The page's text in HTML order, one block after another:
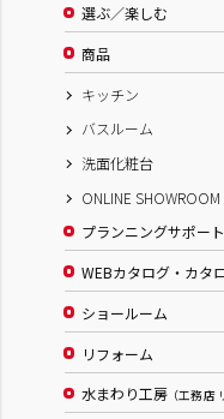
選ぶ／楽しむ
商品
キッチン
バスルーム
洗面化粧台
ONLINE SHOWROOM
プランニングサポート
WEBカタログ・カタ
ショールーム
リフォーム
水まわり工房 （工務店